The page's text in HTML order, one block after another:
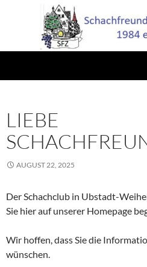
LIEBE
AUGUST 22, 2025
Der Schachclub in Ubstadt-
Sie hier auf unserer Homepage
Wir hoffen, dass Sie die
wünschen.